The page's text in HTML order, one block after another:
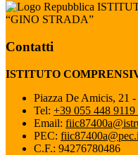
“GINO STRADA”
Contatti
ISTITUTO
Piazza De Amicis, 21
Tel: +39 055 448
Email:
PEC:
C.F.: 94276780486